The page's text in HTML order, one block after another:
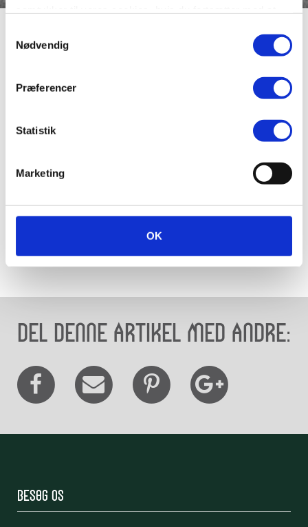
Nødvendig
Præferencer
Statistik
Marketing
OK
Non Mølle
Billede 1: Naturbillede af Non Mølle omkring 1870.
Del denne artikel med andre:
Besøg os